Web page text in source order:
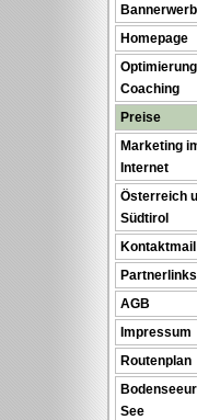
Homepage
Coaching
Preise
Marketing
Internet
Österreich
Südtirol
Kontaktmail
Partnerlinks
AGB
Impressum
Routenplan
See